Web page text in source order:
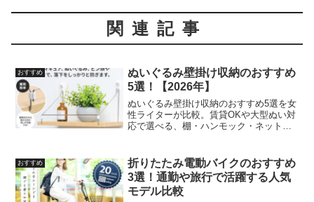
関連記事
おすすめ
ぬいぐるみ壁掛け収納のおすすめ
5選！【2026年】
ぬいぐるみ壁掛け収納のおすすめ5選を女
性ライターが比較。賃貸OKや大型ぬい対
応で選べる、棚・ハンモック・ネット・
おすすめ
折りたたみ電動バイクのおすすめ
3選！通勤や旅行で活躍する人気
モデル比較